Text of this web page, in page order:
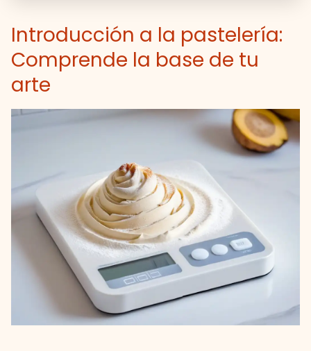
Introducción a la pastelería:
Comprende la base de tu
arte